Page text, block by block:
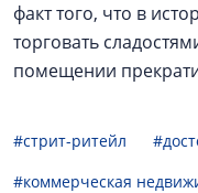
факт того, что в
торговать
помещении
#стрит-ритейл
#коммерческая